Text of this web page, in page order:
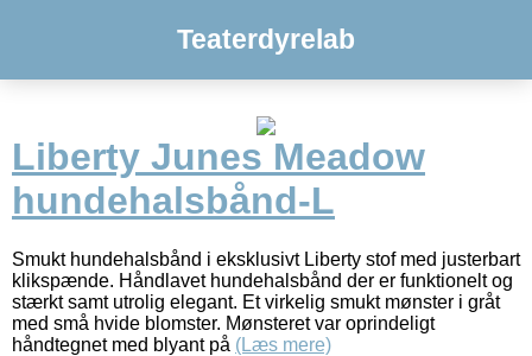
Teaterdyrelab
Liberty Junes Meadow
hundehalsbånd-L
Smukt hundehalsbånd i eksklusivt Liberty stof med justerbart
klikspænde. Håndlavet hundehalsbånd der er funktionelt og
stærkt samt utrolig elegant. Et virkelig smukt mønster i gråt
med små hvide blomster. Mønsteret var oprindeligt
håndtegnet med blyant på (Læs mere)